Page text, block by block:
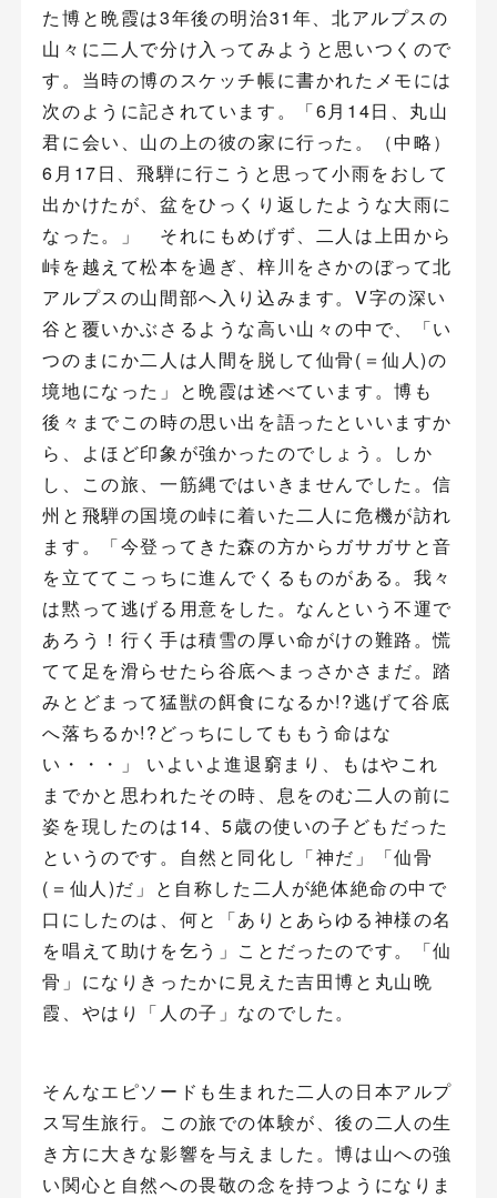
た博と晩霞は3年後の明治31年、北アルプスの
山々に二人で分け入ってみようと思いつくので
す。当時の博のスケッチ帳に書かれたメモには
次のように記されています。「6月14日、丸山
君に会い、山の上の彼の家に行った。（中略）
6月17日、飛騨に行こうと思って小雨をおして
出かけたが、盆をひっくり返したような大雨に
なった。」 それにもめげず、二人は上田から
峠を越えて松本を過ぎ、梓川をさかのぼって北
アルプスの山間部へ入り込みます。V字の深い
谷と覆いかぶさるような高い山々の中で、「い
つのまにか二人は人間を脱して仙骨(＝仙人)の
境地になった」と晩霞は述べています。博も
後々までこの時の思い出を語ったといいますか
ら、よほど印象が強かったのでしょう。しか
し、この旅、一筋縄ではいきませんでした。信
州と飛騨の国境の峠に着いた二人に危機が訪れ
ます。「今登ってきた森の方からガサガサと音
を立ててこっちに進んでくるものがある。我々
は黙って逃げる用意をした。なんという不運で
あろう！行く手は積雪の厚い命がけの難路。慌
てて足を滑らせたら谷底へまっさかさまだ。踏
みとどまって猛獣の餌食になるか!?逃げて谷底
へ落ちるか!?どっちにしてももう命はな
い・・・」 いよいよ進退窮まり、もはやこれ
までかと思われたその時、息をのむ二人の前に
姿を現したのは14、5歳の使いの子どもだった
というのです。自然と同化し「神だ」「仙骨
(＝仙人)だ」と自称した二人が絶体絶命の中で
口にしたのは、何と「ありとあらゆる神様の名
を唱えて助けを乞う」ことだったのです。「仙
骨」になりきったかに見えた吉田博と丸山晩
霞、やはり「人の子」なのでした。
そんなエピソードも生まれた二人の日本アルプ
ス写生旅行。この旅での体験が、後の二人の生
き方に大きな影響を与えました。博は山への強
い関心と自然への畏敬の念を持つようになりま